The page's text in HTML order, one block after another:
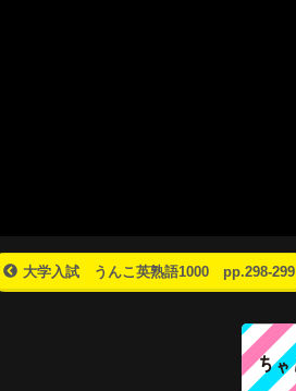
大学入試 うんこ英熟語1000 pp.298-299